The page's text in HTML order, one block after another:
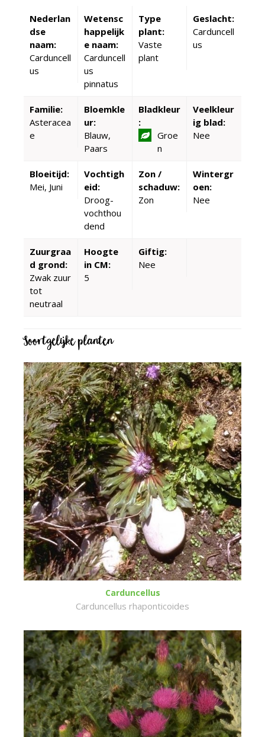
Nederlan
dse
naam:
Carduncell
us
Wetensc
happelijk
e naam:
Carduncell
us
pinnatus
Type
plant:
Vaste
plant
Geslacht:
Carduncell
us
Familie:
Asteracea
e
Bloemkle
ur:
Blauw,
Paars
Bladkleur
:
Groe
n
Veelkleur
ig blad:
Nee
Bloeitijd:
Mei, Juni
Vochtigh
eid:
Droog-
vochthou
dend
Zon /
schaduw:
Zon
Wintergr
oen:
Nee
Zuurgraa
d grond:
Zwak zuur
tot
neutraal
Hoogte
in CM:
5
Giftig:
Nee
Soortgelijke planten
Carduncellus
Carduncellus rhaponticoides